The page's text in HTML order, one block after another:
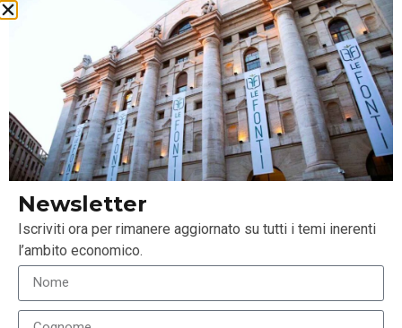
Newsletter
Iscriviti ora per rimanere aggiornato su tutti i temi inerenti
l’ambito economico.